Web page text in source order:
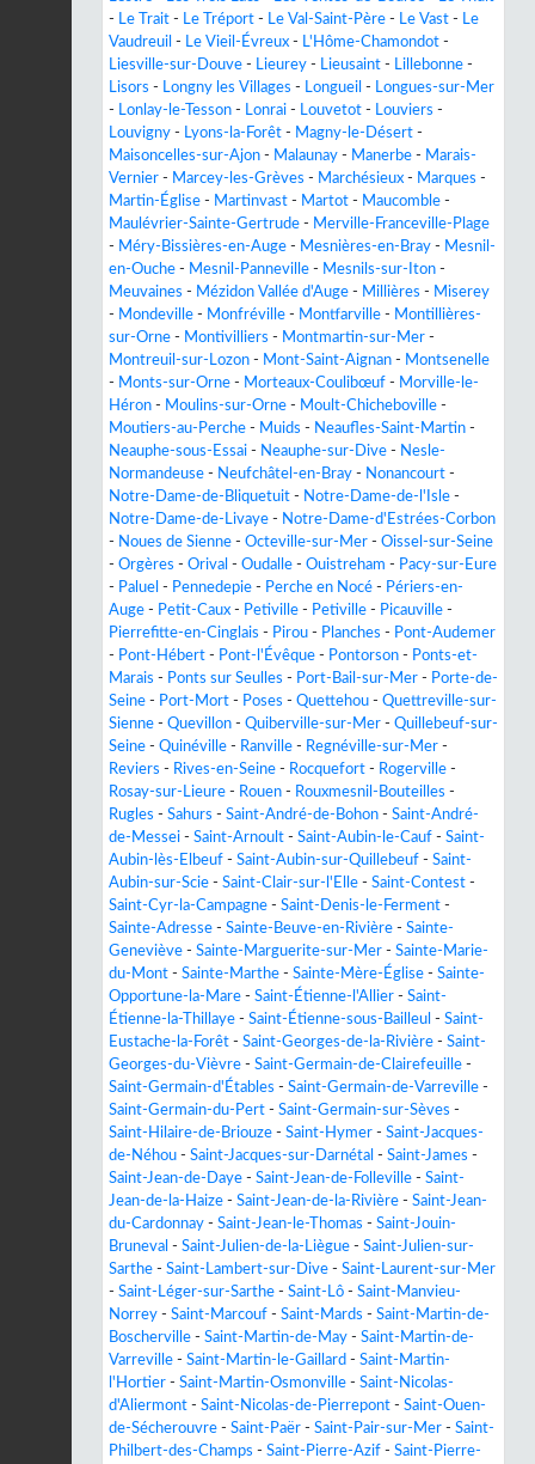
- Le Trait - Le Tréport - Le Val-Saint-Père - Le Vast - Le
Vaudreuil - Le Vieil-Évreux - L'Hôme-Chamondot -
Liesville-sur-Douve - Lieurey - Lieusaint - Lillebonne -
Lisors - Longny les Villages - Longueil - Longues-sur-Mer
- Lonlay-le-Tesson - Lonrai - Louvetot - Louviers -
Louvigny - Lyons-la-Forêt - Magny-le-Désert -
Maisoncelles-sur-Ajon - Malaunay - Manerbe - Marais-
Vernier - Marcey-les-Grèves - Marchésieux - Marques -
Martin-Église - Martinvast - Martot - Maucomble -
Maulévrier-Sainte-Gertrude - Merville-Franceville-Plage
- Méry-Bissières-en-Auge - Mesnières-en-Bray - Mesnil-
en-Ouche - Mesnil-Panneville - Mesnils-sur-Iton -
Meuvaines - Mézidon Vallée d'Auge - Millières - Miserey
- Mondeville - Monfréville - Montfarville - Montillières-
sur-Orne - Montivilliers - Montmartin-sur-Mer -
Montreuil-sur-Lozon - Mont-Saint-Aignan - Montsenelle
- Monts-sur-Orne - Morteaux-Coulibœuf - Morville-le-
Héron - Moulins-sur-Orne - Moult-Chicheboville -
Moutiers-au-Perche - Muids - Neaufles-Saint-Martin -
Neauphe-sous-Essai - Neauphe-sur-Dive - Nesle-
Normandeuse - Neufchâtel-en-Bray - Nonancourt -
Notre-Dame-de-Bliquetuit - Notre-Dame-de-l'Isle -
Notre-Dame-de-Livaye - Notre-Dame-d'Estrées-Corbon
- Noues de Sienne - Octeville-sur-Mer - Oissel-sur-Seine
- Orgères - Orival - Oudalle - Ouistreham - Pacy-sur-Eure
- Paluel - Pennedepie - Perche en Nocé - Périers-en-
Auge - Petit-Caux - Petiville - Petiville - Picauville -
Pierrefitte-en-Cinglais - Pirou - Planches - Pont-Audemer
- Pont-Hébert - Pont-l'Évêque - Pontorson - Ponts-et-
Marais - Ponts sur Seulles - Port-Bail-sur-Mer - Porte-de-
Seine - Port-Mort - Poses - Quettehou - Quettreville-sur-
Sienne - Quevillon - Quiberville-sur-Mer - Quillebeuf-sur-
Seine - Quinéville - Ranville - Regnéville-sur-Mer -
Reviers - Rives-en-Seine - Rocquefort - Rogerville -
Rosay-sur-Lieure - Rouen - Rouxmesnil-Bouteilles -
Rugles - Sahurs - Saint-André-de-Bohon - Saint-André-
de-Messei - Saint-Arnoult - Saint-Aubin-le-Cauf - Saint-
Aubin-lès-Elbeuf - Saint-Aubin-sur-Quillebeuf - Saint-
Aubin-sur-Scie - Saint-Clair-sur-l'Elle - Saint-Contest -
Saint-Cyr-la-Campagne - Saint-Denis-le-Ferment -
Sainte-Adresse - Sainte-Beuve-en-Rivière - Sainte-
Geneviève - Sainte-Marguerite-sur-Mer - Sainte-Marie-
du-Mont - Sainte-Marthe - Sainte-Mère-Église - Sainte-
Opportune-la-Mare - Saint-Étienne-l'Allier - Saint-
Étienne-la-Thillaye - Saint-Étienne-sous-Bailleul - Saint-
Eustache-la-Forêt - Saint-Georges-de-la-Rivière - Saint-
Georges-du-Vièvre - Saint-Germain-de-Clairefeuille -
Saint-Germain-d'Étables - Saint-Germain-de-Varreville -
Saint-Germain-du-Pert - Saint-Germain-sur-Sèves -
Saint-Hilaire-de-Briouze - Saint-Hymer - Saint-Jacques-
de-Néhou - Saint-Jacques-sur-Darnétal - Saint-James -
Saint-Jean-de-Daye - Saint-Jean-de-Folleville - Saint-
Jean-de-la-Haize - Saint-Jean-de-la-Rivière - Saint-Jean-
du-Cardonnay - Saint-Jean-le-Thomas - Saint-Jouin-
Bruneval - Saint-Julien-de-la-Liègue - Saint-Julien-sur-
Sarthe - Saint-Lambert-sur-Dive - Saint-Laurent-sur-Mer
- Saint-Léger-sur-Sarthe - Saint-Lô - Saint-Manvieu-
Norrey - Saint-Marcouf - Saint-Mards - Saint-Martin-de-
Boscherville - Saint-Martin-de-May - Saint-Martin-de-
Varreville - Saint-Martin-le-Gaillard - Saint-Martin-
l'Hortier - Saint-Martin-Osmonville - Saint-Nicolas-
d'Aliermont - Saint-Nicolas-de-Pierrepont - Saint-Ouen-
de-Sécherouvre - Saint-Paër - Saint-Pair-sur-Mer - Saint-
Philbert-des-Champs - Saint-Pierre-Azif - Saint-Pierre-